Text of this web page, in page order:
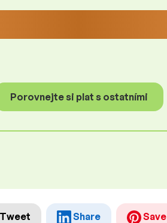
Porovnejte si plat s ostatními
Tweet Share Save